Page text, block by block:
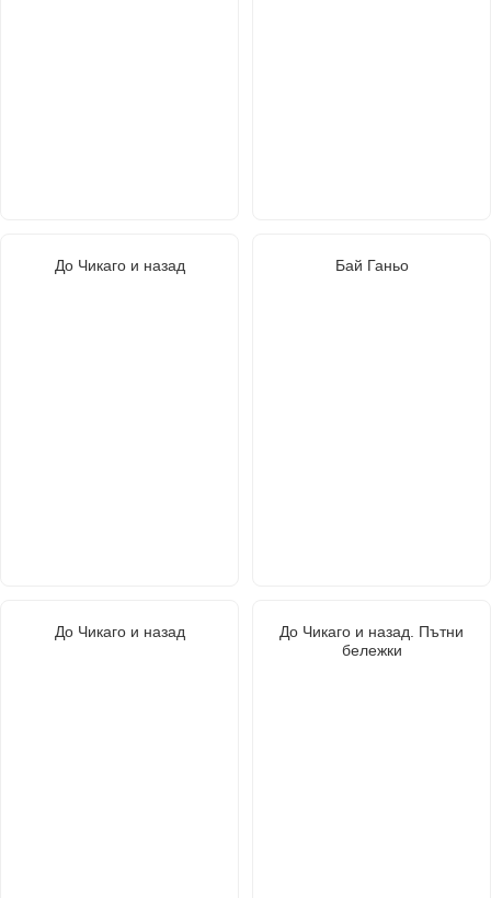
До Чикаго и назад Бай Ганьо
До Чикаго и назад
До Чикаго и назад. Пътни
бележки